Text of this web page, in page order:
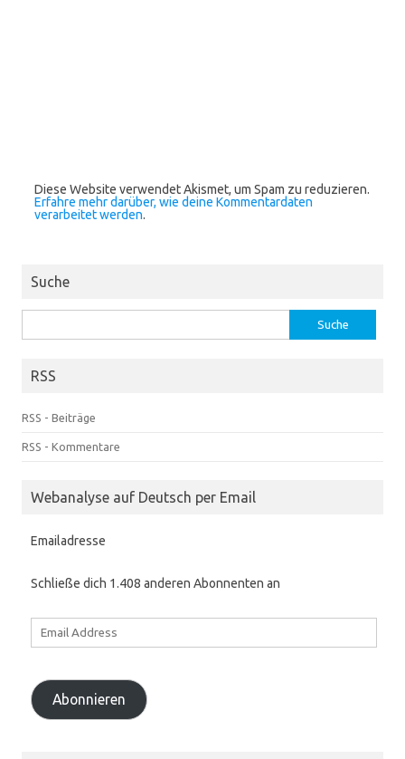
Diese Website verwendet Akismet, um Spam zu reduzieren.
Erfahre mehr darüber, wie deine Kommentardaten
verarbeitet werden.
Suche
nach:
RSS
RSS - Beiträge
RSS - Kommentare
Webanalyse auf Deutsch per Email
Emailadresse
Schließe dich 1.408 anderen Abonnenten an
Abonnieren